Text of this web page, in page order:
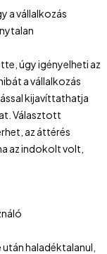
a vállalkozás
úgy igényelheti az
a vállalkozás
kijavíttathatja
Választott
az áttérés
az indokolt volt,
haladéktalanul,